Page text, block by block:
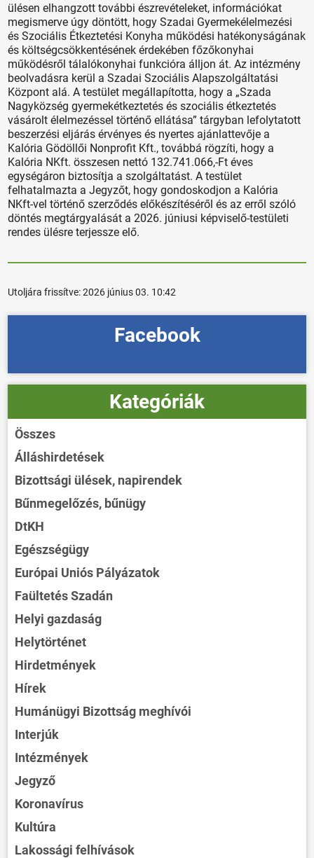
ülésen elhangzott további észrevételeket, információkat
megismerve úgy döntött, hogy Szadai Gyermekélelmezési
és Szociális Étkeztetési Konyha működési hatékonyságának
és költségcsökkentésének érdekében főzőkonyhai
működésről tálalókonyhai funkcióra álljon át. Az intézmény
beolvadásra kerül a Szadai Szociális Alapszolgáltatási
Központ alá. A testület megállapította, hogy a „Szada
Nagyközség gyermekétkeztetés és szociális étkeztetés
vásárolt élelmezéssel történő ellátása” tárgyban lefolytatott
beszerzési eljárás érvényes és nyertes ajánlattevője a
Kalória Gödöllői Nonprofit Kft., továbbá rögzíti, hogy a
Kalória NKft. összesen nettó 132.741.066,-Ft éves
egységáron biztosítja a szolgáltatást. A testület
felhatalmazta a Jegyzőt, hogy gondoskodjon a Kalória
NKft-vel történő szerződés előkészítéséről és az erről szóló
döntés megtárgyalását a 2026. júniusi képviselő-testületi
rendes ülésre terjessze elő.
Utoljára frissítve:2026 június 03. 10:42
Facebook
Kategóriák
Összes
Álláshirdetések
Bizottsági ülések, napirendek
Bűnmegelőzés, bűnügy
DtKH
Egészségügy
Európai Uniós Pályázatok
Faültetés Szadán
Helyi gazdaság
Helytörténet
Hirdetmények
Hírek
Humánügyi Bizottság meghívói
Interjúk
Intézmények
Jegyző
Koronavírus
Kultúra
Lakossági felhívások